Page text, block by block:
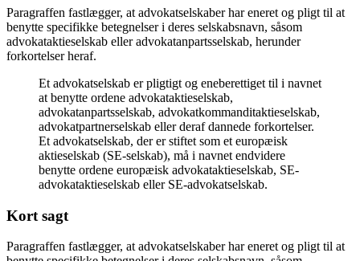
Paragraffen fastlægger, at advokatselskaber har eneret og pligt til at
benytte specifikke betegnelser i deres selskabsnavn, såsom
advokataktieselskab eller advokatanpartsselskab, herunder
forkortelser heraf.
Et advokatselskab er pligtigt og eneberettiget til i navnet
at benytte ordene advokataktieselskab,
advokatanpartsselskab, advokatkommanditaktieselskab,
advokatpartnerselskab eller deraf dannede forkortelser.
Et advokatselskab, der er stiftet som et europæisk
aktieselskab (SE-selskab), må i navnet endvidere
benytte ordene europæisk advokataktieselskab, SE-
advokataktieselskab eller SE‑advokatselskab.
Kort sagt
Paragraffen fastlægger, at advokatselskaber har eneret og pligt til at